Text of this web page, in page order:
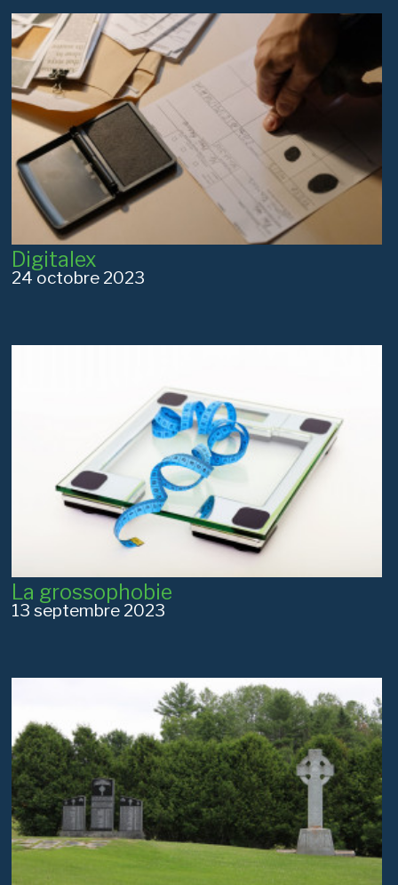
Digitalex
24 octobre 2023
La grossophobie
13 septembre 2023